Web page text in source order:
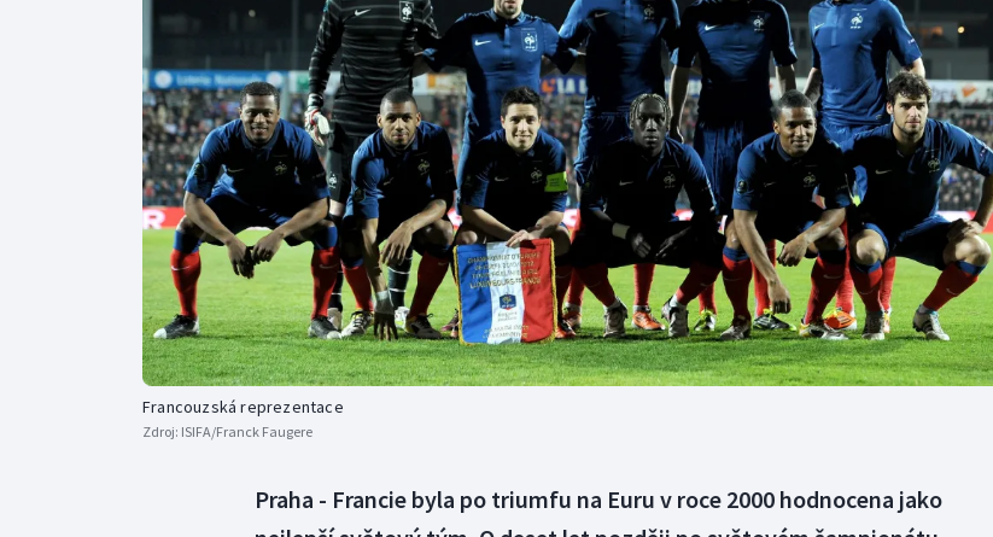
Curling
Dostihy
Florbal
Futsal
Golf
Gymnastika
Moderní pětiboj
Motorsport
Olympijské hry
Parasport
Plavání
Plážový volejbal
Triatlon
Veslování
Vodní slalom
Volejbal
Ostatní
Francouzská reprezentace
Zdroj: ISIFA/Franck Faugere
Praha - Francie byla po triumfu na Euru v roce 2000 hodnocena jako